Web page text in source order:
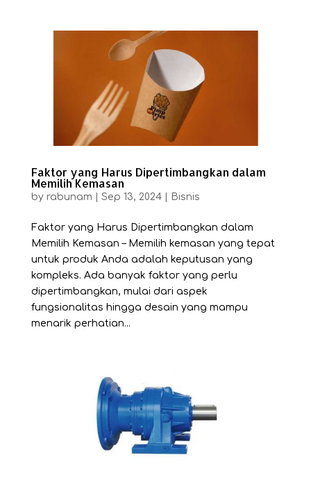
Faktor yang Harus Dipertimbangkan dalam
Memilih Kemasan
by rabunam Sep 13, 2024| Bisnis
Faktor yang Harus Dipertimbangkan dalam
Memilih Kemasan – Memilih kemasan yang tepat
untuk produk Anda adalah keputusan yang
kompleks. Ada banyak faktor yang perlu
dipertimbangkan, mulai dari aspek
fungsionalitas hingga desain yang mampu
menarik perhatian...